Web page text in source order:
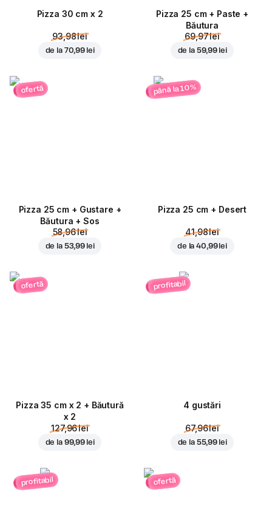
Pizza 30 cm x 2
93,98 lei
de la 70,99 lei
Pizza 25 cm + Paste +
Băutura
69,97 lei
de la 59,99 lei
ofertă
Pizza 25 cm + Gustare +
Băutura + Sos
58,96 lei
de la 53,99 lei
până la 10%
Pizza 25 cm + Desert
41,98 lei
de la40,99 lei
ofertă
Pizza 35 cm x 2 + Băutură
x 2
127,96 lei
de la 99,99 lei
profitabil
4 gustări
67,96 lei
de la 55,99 lei
profitabil ofertă